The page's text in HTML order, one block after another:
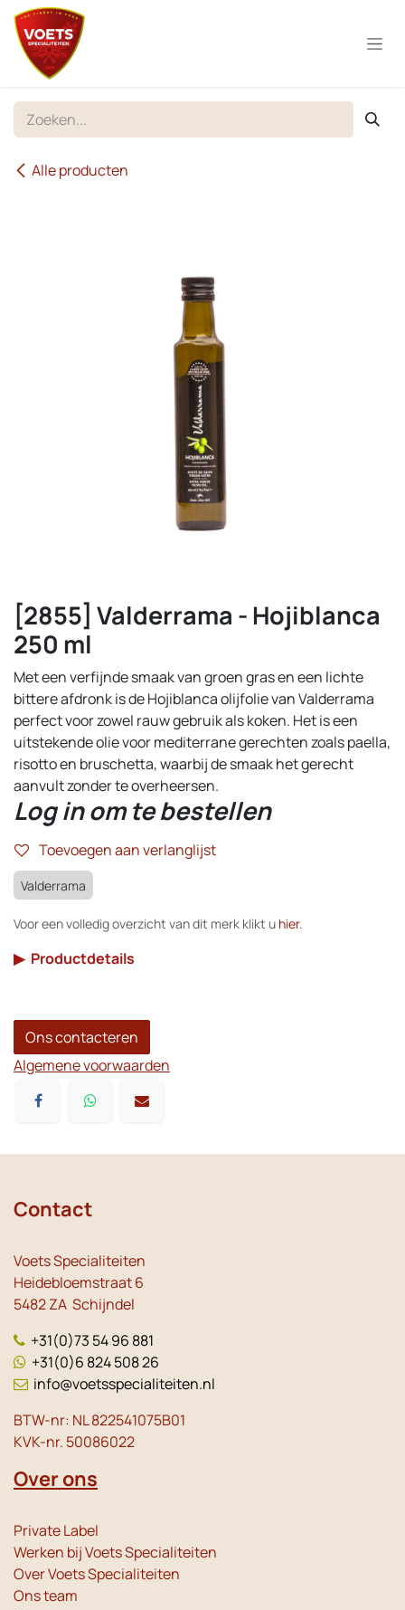
Overslaan naar inhoud
Alle producten
[2855] Valderrama - Hojiblanca
250 ml
Met een verfijnde smaak van groen gras en een lichte
bittere afdronk is de Hojiblanca olijfolie van Valderrama
perfect voor zowel rauw gebruik als koken. Het is een
uitstekende olie voor mediterrane gerechten zoals paella,
risotto en bruschetta, waarbij de smaak het gerecht
aanvult zonder te overheersen.
Log in om te bestellen
Toevoegen aan verlanglijst
Valderrama
Voor een volledig overzicht van dit merk klikt u hier.
▶ Productdetails
Ons contacteren
Algemene voorwaarden
Contact
Voets Specialiteiten
Heidebloemstraat 6
5482 ZA Schijndel
+31(0)73 54 96 881
+31(0)6 824 508 26
info@voetsspecialiteiten.nl
BTW-nr: NL 822541075B01
KVK-nr. 50086022
Over ons
Private Label
Werken bij Voets Specialiteiten
Over Voets Specialiteiten
Ons team